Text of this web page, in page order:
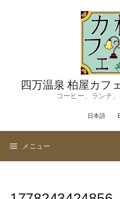
四万温泉 柏屋カフ
コーヒー、ランチ
日本語
メニュー